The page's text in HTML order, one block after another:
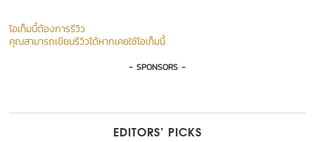
ไอเท็มนี้ต้องการรีวิว
คุณสามารถเขียนรีวิวได้หากเคยใช้ไอเท็มนี้
- SPONSORS -
EDITORS’ PICKS